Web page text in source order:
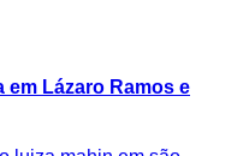
em Lázaro Ramos e